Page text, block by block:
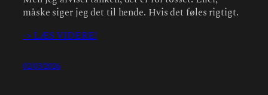
måske siger jeg det til hende. Hvis det føles rigtigt.
-> LÆS VIDERE!
02/03/2026